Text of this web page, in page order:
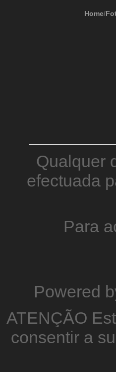
Home/
Qualquer
efectuada
Para
Powered
ATENÇÃO
consentir a